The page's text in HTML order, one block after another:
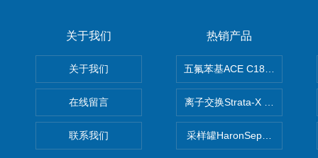
关于我们
关于我们
在线留言
联系我们
热销产品
五氟苯基ACE C18-PFP色谱柱
离子交换Strata-X SPE聚合物
采样罐HaronSep国产苏玛罐